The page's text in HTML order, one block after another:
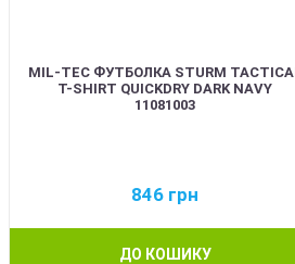
MIL-TEC ФУТБОЛКА STURM
T-SHIRT QUICKDRY DARK NAVY
11081003
846 грн
ДО КОШИКУ